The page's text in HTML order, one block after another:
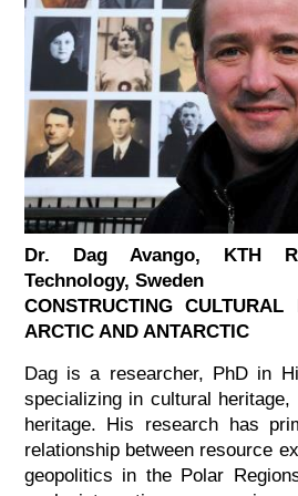
Dr. Dag Avango, KTH
Technology, Sweden
CONSTRUCTING
ARCTIC AND ANTARCTIC
Dag is a researcher, PhD in
specializing in cultural
heritage. His research has
relationship between resource
geopolitics in the Polar